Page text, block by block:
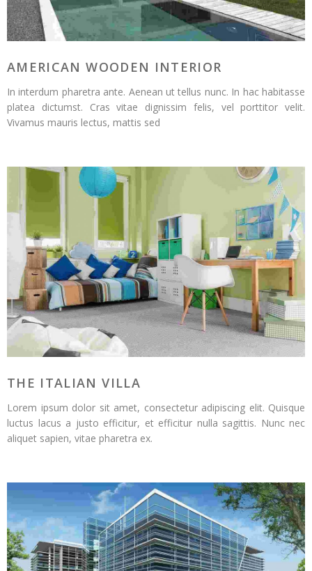
AMERICAN WOODEN INTERIOR
In interdum pharetra ante. Aenean ut tellus nunc. In hac habitasse
platea dictumst. Cras vitae dignissim felis, vel porttitor velit.
Vivamus mauris lectus, mattis sed
THE ITALIAN VILLA
Lorem ipsum dolor sit amet, consectetur adipiscing elit. Quisque
luctus lacus a justo efficitur, et efficitur nulla sagittis. Nunc nec
aliquet sapien, vitae pharetra ex.